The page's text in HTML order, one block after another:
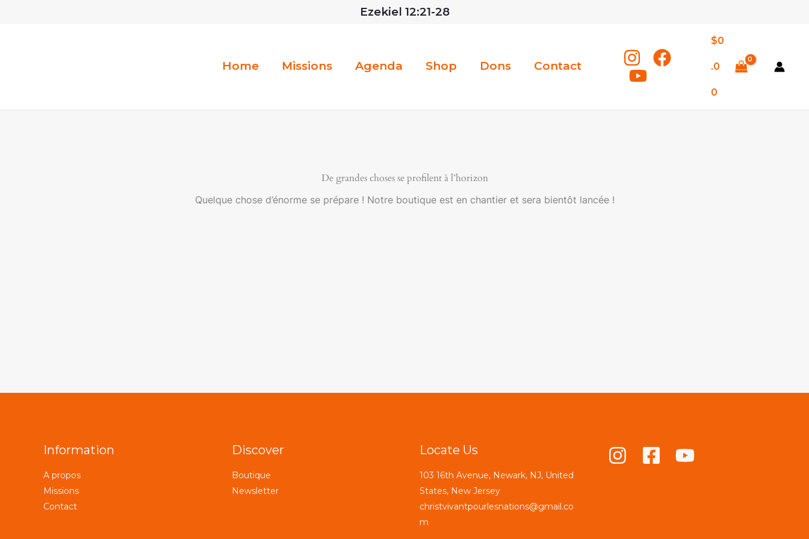
Ezekiel 12:21-28
Home Missions Agenda Shop Dons Contact
$0
.0
0
De grandes choses se profilent à l’horizon
Quelque chose d’énorme se prépare ! Notre boutique est en chantier et sera bientôt lancée !
Information
A propos
Missions
Contact
Discover
Boutique
Newsletter
Locate Us
103 16th Avenue, Newark, NJ, United
States, New Jersey
christvivantpourlesnations@gmail.co
m